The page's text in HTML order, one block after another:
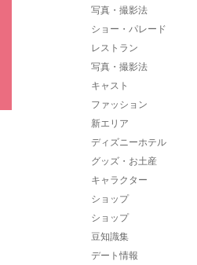
写真・撮影法
ショー・パレード
レストラン
写真・撮影法
キャスト
ファッション
新エリア
ディズニーホテル
グッズ・お土産
キャラクター
ショップ
ショップ
豆知識集
デート情報